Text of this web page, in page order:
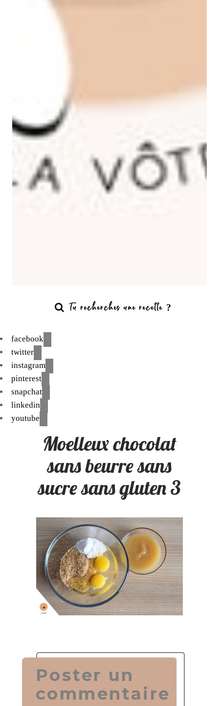
facebook
twitter
instagram
pinterest
snapchat
linkedin
youtube
Moelleux chocolat
sans beurre sans
sucre sans gluten 3
Poster un
commentaire